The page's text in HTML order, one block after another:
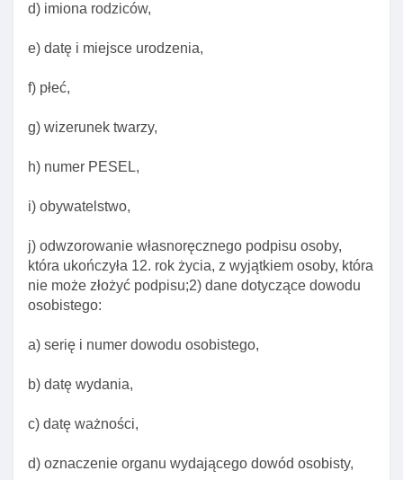
d) imiona rodziców,
e) datę i miejsce urodzenia,
f) płeć,
g) wizerunek twarzy,
h) numer PESEL,
i) obywatelstwo,
j) odwzorowanie własnoręcznego podpisu osoby,
która ukończyła 12. rok życia, z wyjątkiem osoby, która
nie może złożyć podpisu;2) dane dotyczące dowodu
osobistego:
a) serię i numer dowodu osobistego,
b) datę wydania,
c) datę ważności,
d) oznaczenie organu wydającego dowód osobisty,
Rozdział 1. Przepisy ogólne
Art. 1. Zakres ustawy
posiadania
osobistego
Art. 6. Wydanie dowodu obywatelowi